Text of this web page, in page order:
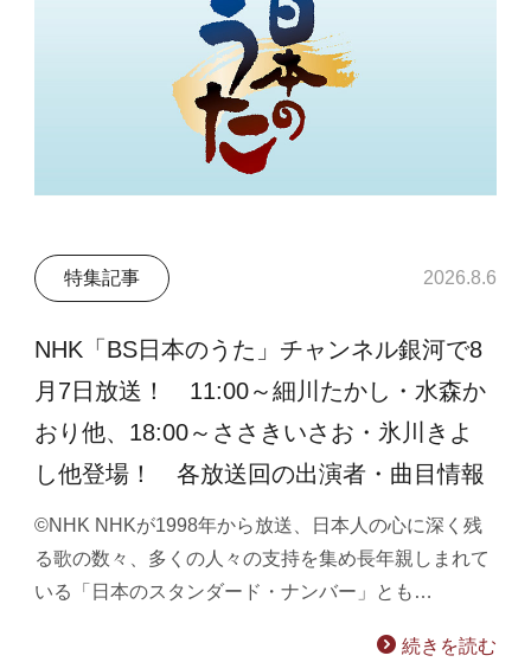
特集記事 2026.8.6
NHK「BS日本のうた」チャンネル銀河で8
月7日放送！ 11:00～細川たかし・水森か
おり他、18:00～ささきいさお・氷川きよ
し他登場！ 各放送回の出演者・曲目情報
©NHK NHKが1998年から放送、日本人の心に深く残
る歌の数々、多くの人々の支持を集め長年親しまれて
いる「日本のスタンダード・ナンバー」とも…
続きを読む